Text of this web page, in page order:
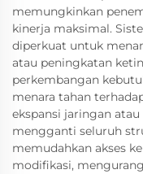
memungkinkan
kinerja maksimal.
diperkuat untuk
atau peningkatan
perkembangan
menara tahan
ekspansi jaringan
mengganti seluruh
memudahkan akses
modifikasi,